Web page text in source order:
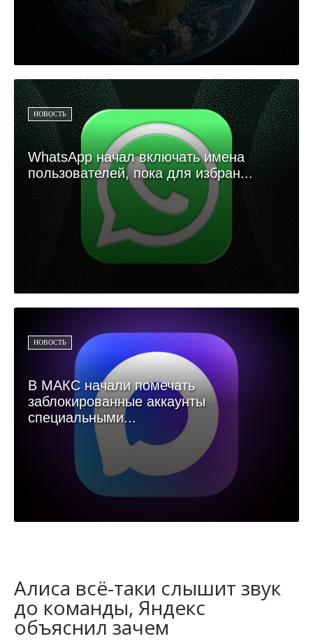
НОВОСТЬ
WhatsApp начал включать имена
пользователей, пока для избран...
НОВОСТЬ
В МАКС начали помечать
заблокированные аккаунты
специальными...
Алиса всё-таки слышит звук
до команды, Яндекс
объяснил зачем